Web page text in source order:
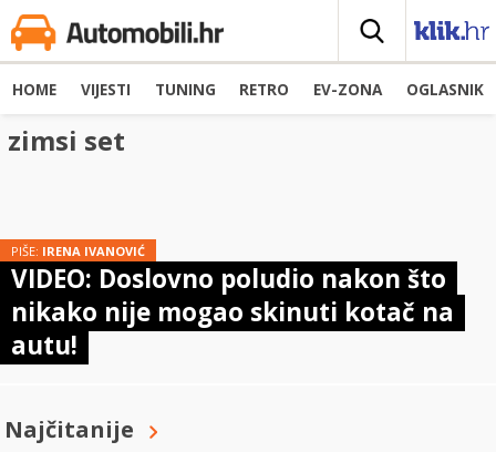
HOME VIJESTI TUNING RETRO EV-ZONA OGLASNIK
zimsi set
PIŠE: IRENA IVANOVIĆ
VIDEO: Doslovno poludio nakon što
nikako nije mogao skinuti kotač na
autu!
Najčitanije